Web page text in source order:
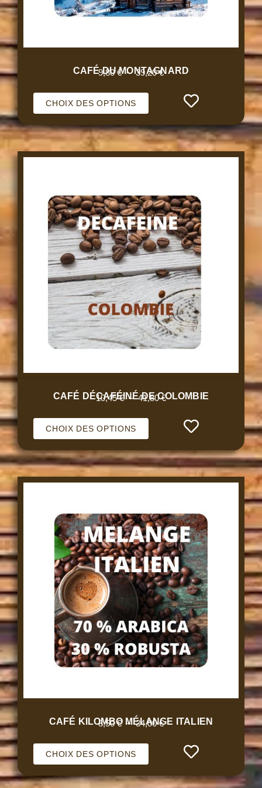
CAFÉ DU MONTAGNARD
9,80€ – 39,20€
CHOIX DES OPTIONS
CAFÉ DÉCAFÉINÉ DE COLOMBIE
10,45€ – 41,80€
CHOIX DES OPTIONS
CAFÉ KILOMBO MÉLANGE ITALIEN
8,50€ – 34,00€
CHOIX DES OPTIONS